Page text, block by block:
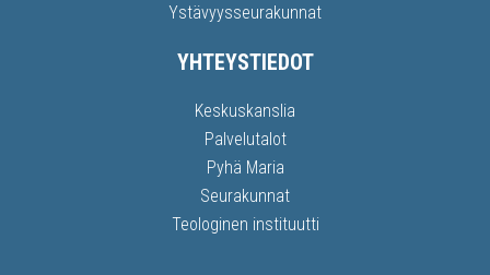
Ystävyysseurakunnat
YHTEYSTIEDOT
Keskuskanslia
Palvelutalot
Pyhä Maria
Seurakunnat
Teologinen instituutti